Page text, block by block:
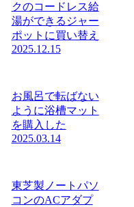
クのコードレス給
湯ができるジャー
ポットに買い替え
2025.12.15
お風呂で転ばない
ように浴槽マット
を購入した
2025.03.14
東芝製ノートパソ
コンのACアダプ